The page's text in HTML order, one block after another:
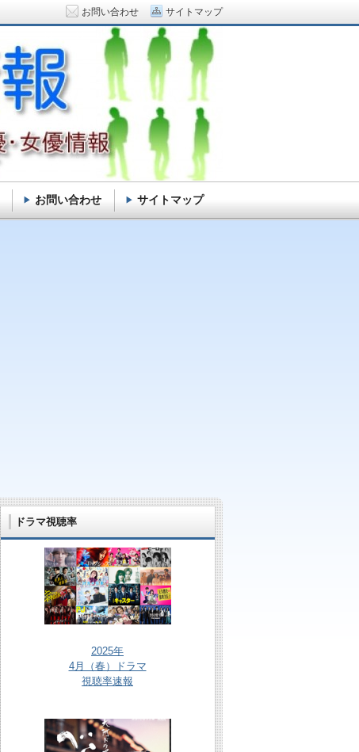
ドラマ視聴率
2025年
4月（春）ドラマ
視聴率速報
お問い合わせ サイトマップ
お問い合わせ サイトマップ